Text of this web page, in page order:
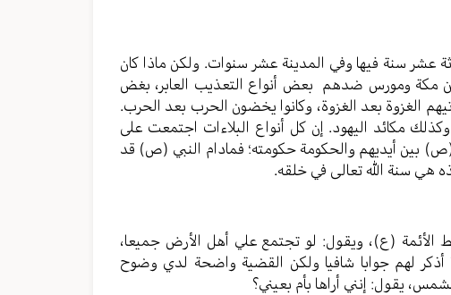
عشر سنة فيها وفي المدينة عشر سنوات. ولكن ماذا كان
مكة ومورس ضدهم بعض أنواع التعذيب العابر، بغض
الغزوة بعد الغزوة، وكانوا يخضون الحرب بعد الحرب.
مكائد اليهود. إن كل أنواع البلاءات اجتمعت على
(ص) بين أيديهم والحكومة حكومته؛ فمادام النبي (ص) قد
هي سنة الله تعالى في خلقه.
الأئمة (ع)، ويقول: لو تجتمع علي أهل الأرض جميعا،
لهم جوابا شافيا ولكن القضية واضحة لدي وضوح
يقول: إنني أراها بأم بعيني؟